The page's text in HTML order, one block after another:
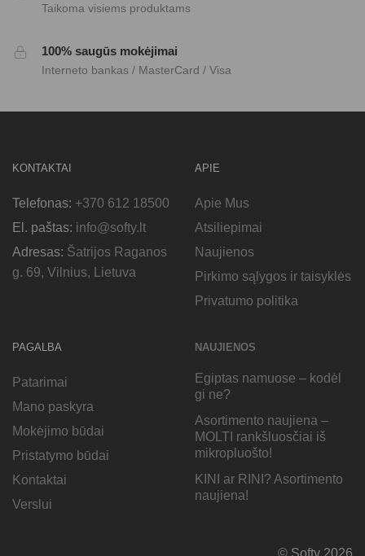
Taikoma visiems produktams
100% saugūs mokėjimai
Interneto bankas / MasterCard / Visa
KONTAKTAI
Telefonas: +370 612 18500
El. paštas: info@softy.lt
Adresas: Šatrijos Raganos
g. 69, Vilnius, Lietuva
APIE
Apie Mus
Atsiliepimai
Naujienos
Pirkimo sąlygos ir taisyklės
Privatumo politika
PAGALBA
Patarimai
Mano paskyra
Mokėjimo būdai
Pristatymo būdai
Kontaktai
Verslui
NAUJIENOS
Egiptas namuose – kodėl
gi ne?
Asortimento naujiena –
MOLTI rankšluosčiai iš
mikropluošto!
KINI ar RINI? Asortimento
naujiena!
© Softy 2026